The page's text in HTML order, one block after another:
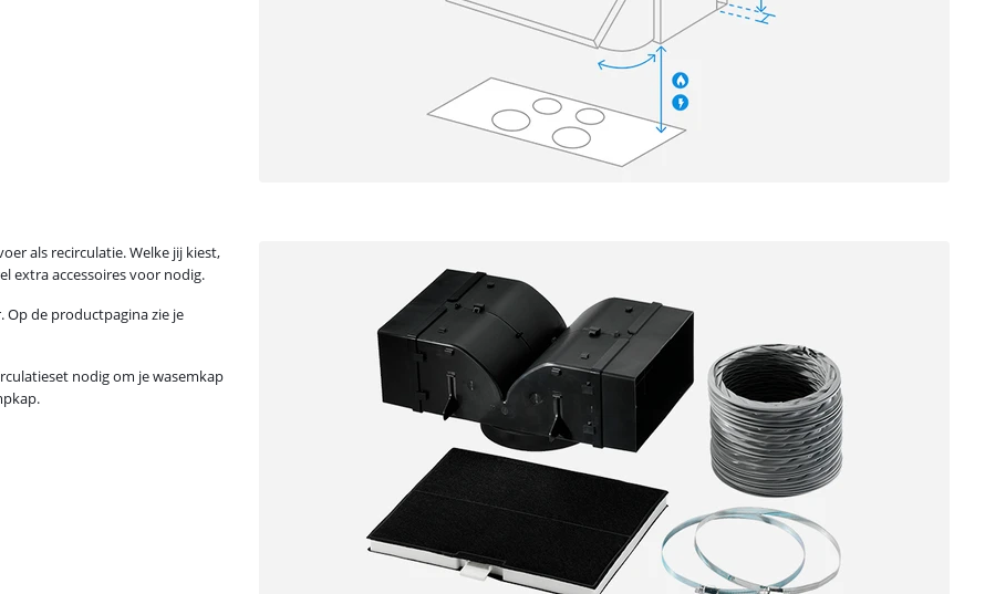
als recirculatie. Welke jij kiest,
extra accessoires voor nodig.
de productpagina zie je
nodig om je wasemkap